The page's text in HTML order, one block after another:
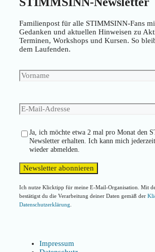
Familienpost für alle STIMMSINN-Fans
Gedanken und aktuellen Hinweisen zu
Terminen, Workshops und Kursen. So
dem Laufenden.
Ja, ich möchte etwa 2 mal pro Monat den
Newsletter erhalten. Ich kann mich
wieder abmelden.
Ich nutze Klicktipp für meine E-Mail-Organisation. Mit
bestätigst du die Verarbeitung deiner Daten gemäß der
Datenschutzerklärung
Impressum